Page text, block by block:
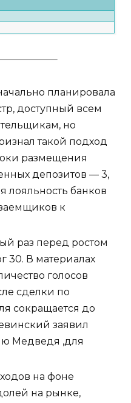
планировала
доступный всем
но
такой подход
размещения
депозитов — 3,
лояльность банков
к
раз перед ростом
30. В материалах
голосов
сделки по
сокращается до
заявил
Медведя ,для
на фоне
на рынке,